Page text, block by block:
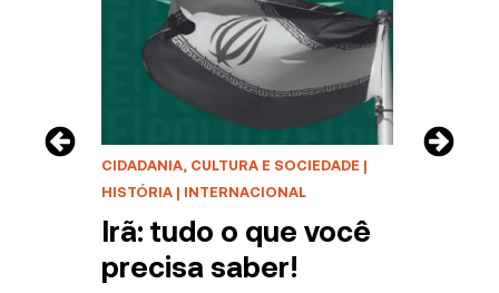
CIDADANIA, CULTURA E SOCIEDADE |
HISTÓRIA | INTERNACIONAL
Irã: tudo o que você
precisa saber!